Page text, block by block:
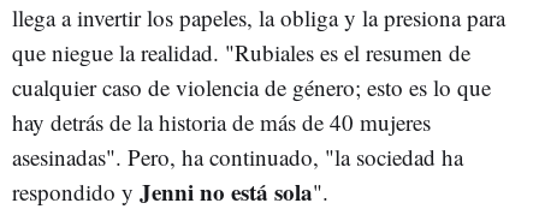
llega a invertir los papeles, la obliga y la presiona para
que niegue la realidad. "Rubiales es el resumen de
cualquier caso de violencia de género; esto es lo que
hay detrás de la historia de más de 40 mujeres
asesinadas". Pero, ha continuado, "la sociedad ha
respondido y Jenni no está sola".